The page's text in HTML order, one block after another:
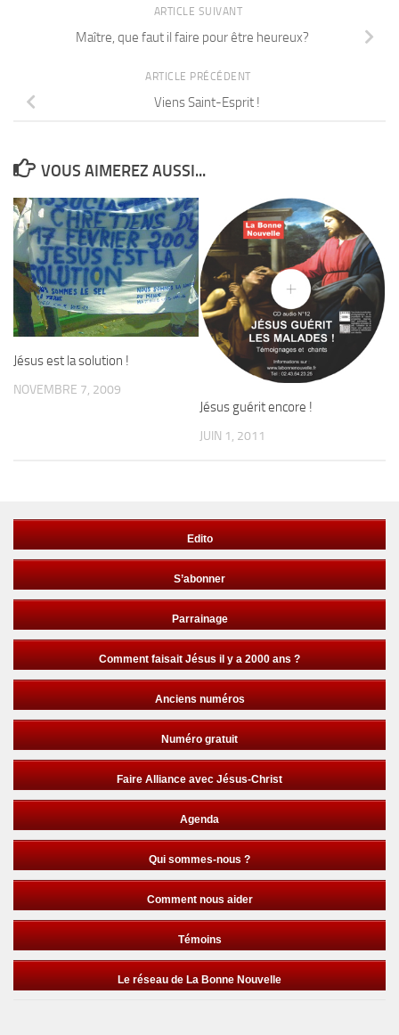
ARTICLE SUIVANT
Maître, que faut il faire pour être heureux?
ARTICLE PRÉCÉDENT
Viens Saint-Esprit !
VOUS AIMEREZ AUSSI...
Jésus est la solution !
NOVEMBRE 7, 2009
Jésus guérit encore !
JUIN 1, 2011
Edito
S’abonner
Parrainage
Comment faisait Jésus il y a 2000 ans ?
Anciens numéros
Numéro gratuit
Faire Alliance avec Jésus-Christ
Agenda
Qui sommes-nous ?
Comment nous aider
Témoins
Le réseau de La Bonne Nouvelle